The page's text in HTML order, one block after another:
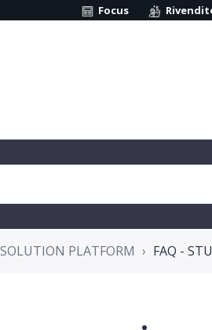
Focus
PLATFORM FAQ -